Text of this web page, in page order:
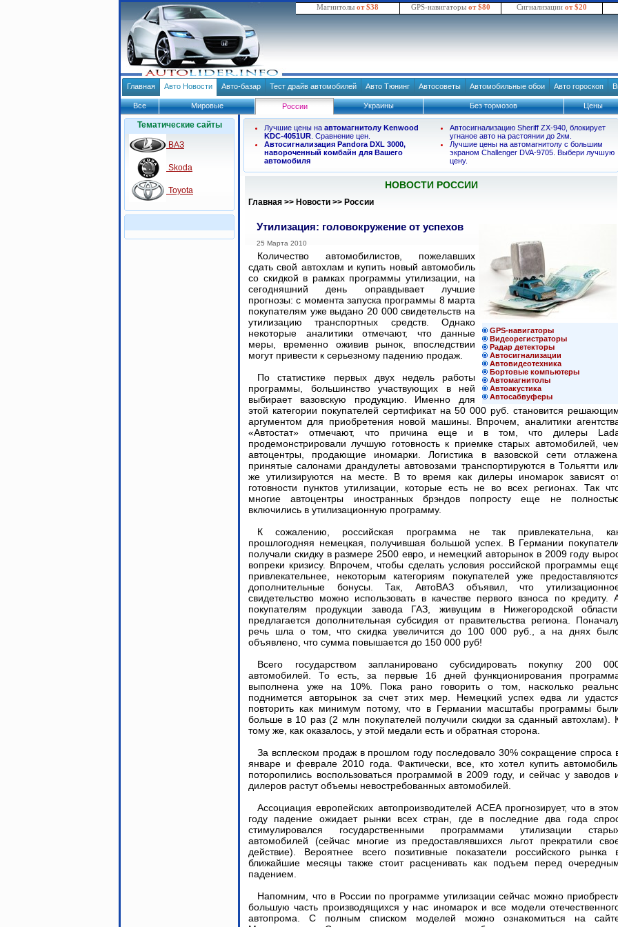
Магнитолы от $38 GPS-навигаторы от $80 Сигнализации от $20
Главная Авто Новости Авто-базар Тест драйв автомобилей Авто Тюнинг Автосоветы Автомобильные обои Авто гороскоп
Все Мировые России Украины Без тормозов Цены
Тематические сайты
ВАЗ
Skoda
Toyota
Лучшие цены на автомагнитолу Kenwood
KDC-4051UR . Сравнение цен.
Автосигнализация Pandora DXL 3000,
навороченный комбайн для Вашего
автомобиля
Автосигнализацию Sheriff ZX-940, блокирует
угнаное авто на растоянии до 2км.
Лучшие цены на автомагнитолу с большим
экраном Challenger DVA-9705. Выбери лучшую
цену.
НОВОСТИ РОССИИ
Главная >> Новости >> России
GPS-навигаторы
Видеорегистраторы
Радар детекторы
Автосигнализации
Автовидеотехника
Бортовые компьютеры
Автомагнитолы
Автоакустика
Автосабвуферы
Утилизация: головокружение от успехов
25 Марта 2010
Количество автомобилистов, пожелавших
сдать свой автохлам и купить новый автомобиль
со скидкой в рамках программы утилизации, на
сегодняшний день оправдывает лучшие
прогнозы: с момента запуска программы 8 марта
покупателям уже выдано 20 000 свидетельств на
утилизацию транспортных средств. Однако
некоторые аналитики отмечают, что данные
меры, временно оживив рынок, впоследствии
могут привести к серьезному падению продаж.
По статистике первых двух недель работы
программы, большинство участвующих в ней
выбирает вазовскую продукцию. Именно для
этой категории покупателей сертификат на 50 000 руб. становится
аргументом для приобретения новой машины. Впрочем, аналитики
«Автостат» отмечают, что причина еще и в том, что дилеры
продемонстрировали лучшую готовность к приемке старых автомобилей,
автоцентры, продающие иномарки. Логистика в вазовской сети
принятые салонами драндулеты автовозами транспортируются в Тольятти
же утилизируются на месте. В то время как дилеры иномарок зависят
готовности пунктов утилизации, которые есть не во всех регионах. Так
многие автоцентры иностранных брэндов попросту еще не
включились в утилизационную программу.
К сожалению, российская программа не так привлекательна,
прошлогодняя немецкая, получившая большой успех. В Германии
получали скидку в размере 2500 евро, и немецкий авторынок в 2009 году
вопреки кризису. Впрочем, чтобы сделать условия российской программы
привлекательнее, некоторым категориям покупателей уже
дополнительные бонусы. Так, АвтоВАЗ объявил, что
свидетельство можно использовать в качестве первого взноса по кредиту.
покупателям продукции завода ГАЗ, живущим в Нижегородской области,
предлагается дополнительная субсидия от правительства региона.
речь шла о том, что скидка увеличится до 100 000 руб., а на днях
объявлено, что сумма повышается до 150 000 руб!
Всего государством запланировано субсидировать покупку 200
автомобилей. То есть, за первые 16 дней функционирования
выполнена уже на 10%. Пока рано говорить о том, насколько
поднимется авторынок за счет этих мер. Немецкий успех едва ли
повторить как минимум потому, что в Германии масштабы программы
больше в 10 раз (2 млн покупателей получили скидки за сданный автохлам).
тому же, как оказалось, у этой медали есть и обратная сторона.
За всплеском продаж в прошлом году последовало 30% сокращение спроса
январе и феврале 2010 года. Фактически, все, кто хотел купить автомобиль,
поторопились воспользоваться программой в 2009 году, и сейчас у заводов
дилеров растут объемы невостребованных автомобилей.
Ассоциация европейских автопроизводителей ACEA прогнозирует, что в
году падение ожидает рынки всех стран, где в последние два года
стимулировался государственными программами утилизации
автомобилей (сейчас многие из предоставлявшихся льгот прекратили
действие). Вероятнее всего позитивные показатели российского рынка
ближайшие месяцы также стоит расценивать как подъем перед
падением.
Напомним, что в России по программе утилизации сейчас можно
большую часть производящихся у нас иномарок и все модели
автопрома. С полным списком моделей можно ознакомиться на